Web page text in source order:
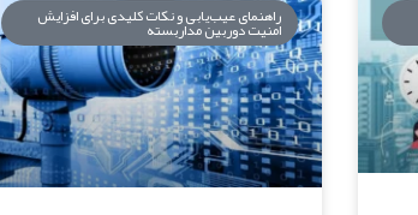
راهنمای عیب‌یابی و نکات کلیدی برای افزایش
امنیت دوربین مداربسته